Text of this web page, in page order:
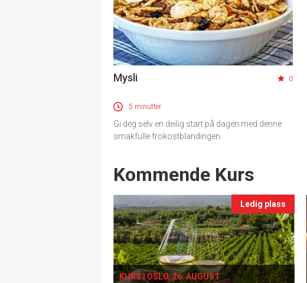
Mysli 0
5 minutter
Gi deg selv en deilig start på dagen med denne
smakfulle frokostblandingen.
Events
Kommende Kurs
Ledig plass
KURS I OSLO, 26. AUGUST